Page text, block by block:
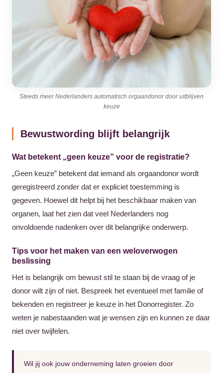
Steeds meer Nederlanders automatisch orgaandonor door uitblijven
keuze
Bewustwording blijft belangrijk
Wat betekent „geen keuze” voor de registratie?
„Geen keuze” betekent dat iemand als orgaandonor wordt
geregistreerd zonder dat er expliciet toestemming is
gegeven. Hoewel dit helpt bij het beschikbaar maken van
organen, laat het zien dat veel Nederlanders nog
onvoldoende nadenken over dit belangrijke onderwerp.
Tips voor het maken van een weloverwogen
beslissing
Het is belangrijk om bewust stil te staan bij de vraag of je
donor wilt zijn of niet. Bespreek het eventueel met familie of
bekenden en registreer je keuze in het Donorregister. Zo
weten je nabestaanden wat je wensen zijn en kunnen ze daar
niet over twijfelen.
Wil jij ook jouw onderneming laten groeien door